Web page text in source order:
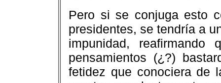
Pero si se conjuga esto
presidentes, se tendría a
impunidad,
pensamientos (¿?)
fetidez que conociera de